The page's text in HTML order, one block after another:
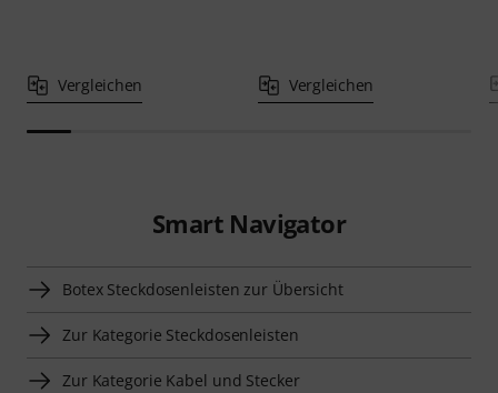
Vergleichen Vergleichen
Smart Navigator
Botex Steckdosenleisten zur Übersicht
Zur Kategorie Steckdosenleisten
Zur Kategorie Kabel und Stecker